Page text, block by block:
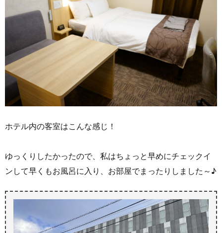
ホテル内の客室はこんな感じ！
ゆっくりしたかったので、私はちょっと早めにチェックイ
ンして早くもお風呂に入り、お部屋でまったりしました～♪